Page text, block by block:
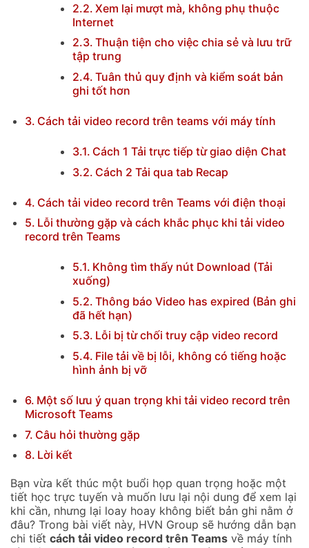
Xem lại mượt mà, không phụ thuộc
Internet
Thuận tiện cho việc chia sẻ và lưu trữ
tập trung
Tuân thủ quy định và kiểm soát bản
ghi tốt hơn
Cách tải video record trên teams với máy tính
Cách 1 Tải trực tiếp từ giao diện Chat
Cách 2 Tải qua tab Recap
Cách tải video record trên Teams với điện thoại
Lỗi thường gặp và cách khắc phục khi tải video
record trên Teams
Không tìm thấy nút Download (Tải
xuống)
Thông báo Video has expired (Bản ghi
đã hết hạn)
Lỗi bị từ chối truy cập video record
File tải về bị lỗi, không có tiếng hoặc
hình ảnh bị vỡ
Một số lưu ý quan trọng khi tải video record trên
Microsoft Teams
Câu hỏi thường gặp
Lời kết
Bạn vừa kết thúc một buổi họp quan trọng hoặc một
tiết học trực tuyến và muốn lưu lại nội dung để xem lại
khi cần, nhưng lại loay hoay không biết bản ghi nằm ở
đâu? Trong bài viết này, HVN Group sẽ hướng dẫn bạn
chi tiết cách tải video record trên Teams về máy tính